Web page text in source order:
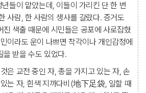
들이 맡았는데, 이들이 가리킨 단 한 번
사람, 한 사람의 생사를 갈랐다. 증거도
진 색출 때문에 시민들은 공포에 사로잡혔
이라도 운이 나쁘면 착각이나 개인감정에
을 받을 수도 있었다.
은 교전 중인 자, 총을 가지고 있는 자, 손
는 자, 흰색 지까다비(地下足袋, 일할 때